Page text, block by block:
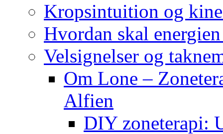
Kropsintuition og
Hvordan skal
Velsignelser og
Om Lone –
Alfien
DIY zoneterapi: